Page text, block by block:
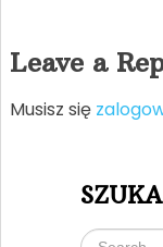
Leave a
Musisz się